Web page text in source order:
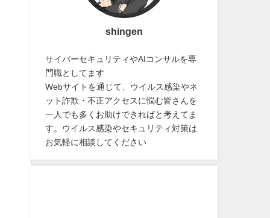
shingen
サイバーセキュリティやAIコンサルを専
門職としてます
Webサイトを通じて、ウイルス感染やネ
ット詐欺・不正アクセスに悩む皆さんを
一人でも多くお助けできればと考えてま
す。ウイルス感染やセキュリティ対策は
お気軽に相談してください